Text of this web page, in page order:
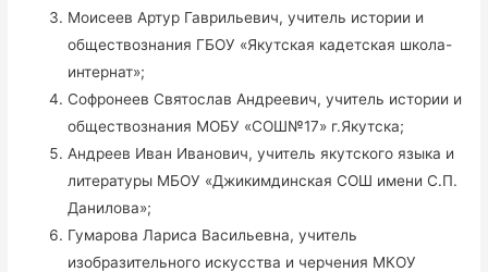
Моисеев Артур Гаврильевич, учитель истории и
обществознания ГБОУ «Якутская кадетская школа-
интернат»;
Софронеев Святослав Андреевич, учитель истории и
обществознания МОБУ «СОШ№17» г.Якутска;
Андреев Иван Иванович, учитель якутского языка и
литературы МБОУ «Джикимдинская СОШ имени С.П.
Данилова»;
Гумарова Лариса Васильевна, учитель
изобразительного искусства и черчения МКОУ